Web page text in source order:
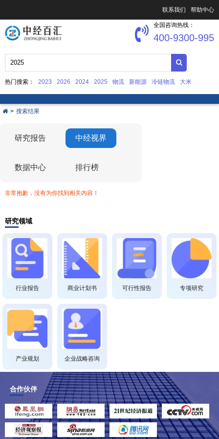
联系我们 帮助中心
热门搜索： 2023 2026 2024 2025 物流 新能源 冷链物流 大米
全国咨询热线：
400-9300-995
> 搜索结果
研究报告 中经视界
数据中心 排行榜
非常抱歉，没有为你找到相关内容！
研究领域
行业报告 商业计划书 可行性报告 专项研究
产业规划 企业战略咨询
合作伙伴